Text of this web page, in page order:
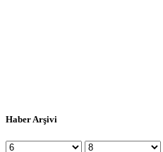
Haber Arşivi